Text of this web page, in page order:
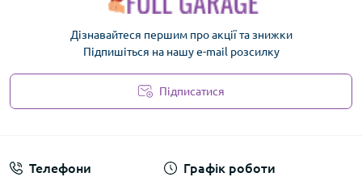
Дізнавайтеся першим про акції та знижки
Підпишіться на нашу e-mail розсилку
Підписатися
Телефони Графік роботи